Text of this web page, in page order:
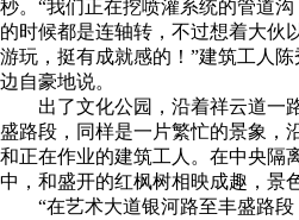
秒。“我们正在挖喷灌系统的管道
的时候都是连轴转，不过想着大伙
游玩，挺有成就感的！”建筑工人
边自豪地说。
出了文化公园，沿着祥云道一
盛路段，同样是一片繁忙的景象，
和正在作业的建筑工人。在中央隔
中，和盛开的红枫树相映成趣，景
“在艺术大道银河路至丰盛路